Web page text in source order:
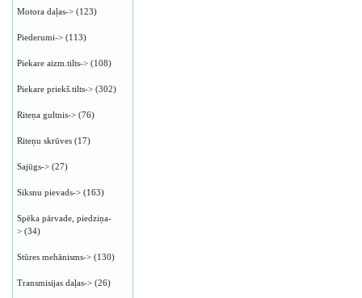
Motora daļas-> (123)
Piederumi-> (113)
Piekare aizm.tilts-> (108)
Piekare priekš.tilts-> (302)
Riteņa gultnis-> (76)
Riteņu skrūves (17)
Sajūgs-> (27)
Siksnu pievads-> (163)
Spēka pārvade, piedziņa-
> (34)
Stūres mehānisms-> (130)
Transmisijas daļas-> (26)